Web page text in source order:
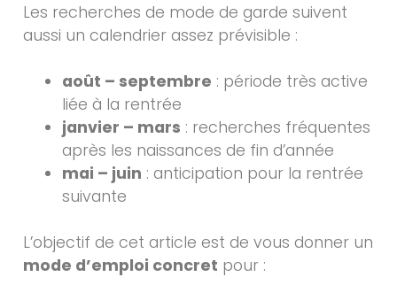
Les recherches de mode de garde suivent
aussi un calendrier assez prévisible :
août – septembre : période très active
liée à la rentrée
janvier – mars : recherches fréquentes
après les naissances de fin d’année
mai – juin : anticipation pour la rentrée
suivante
L’objectif de cet article est de vous donner un
mode d’emploi concret pour :